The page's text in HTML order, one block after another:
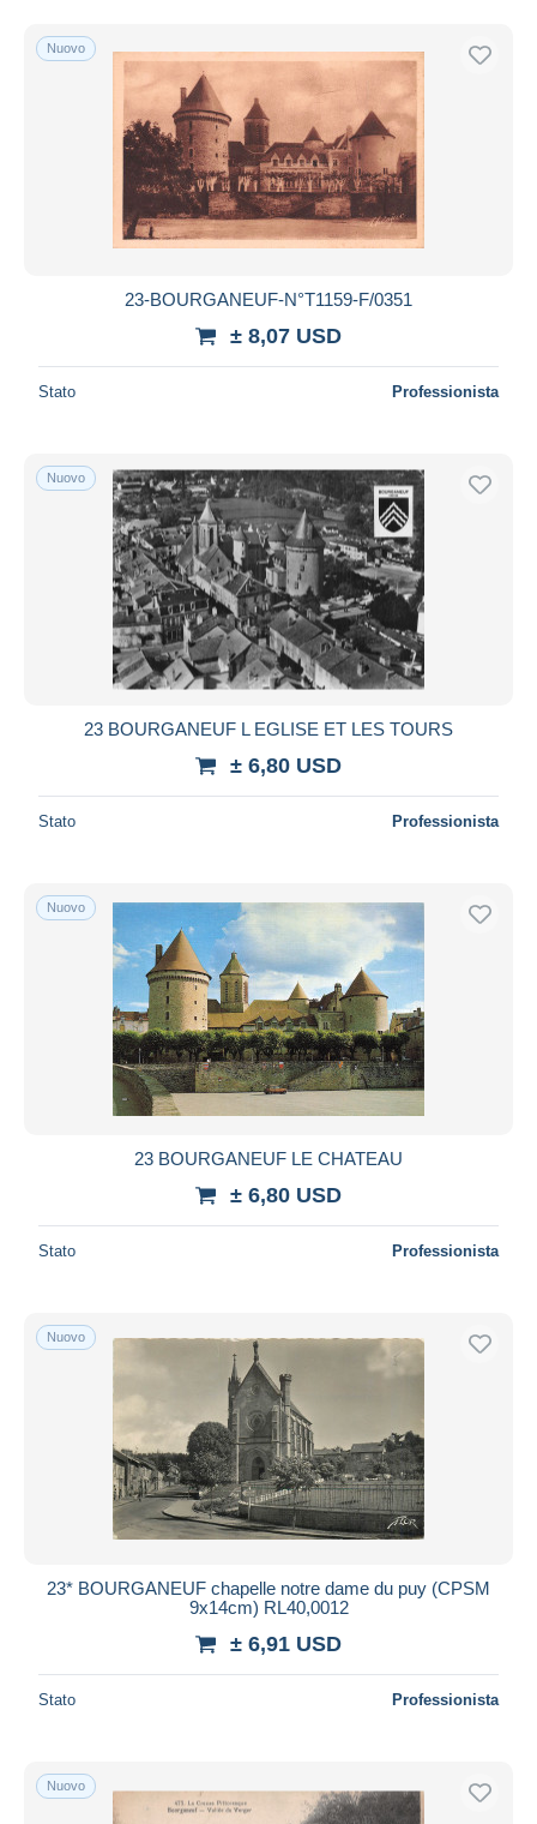
Nuovo
23-BOURGANEUF-N°T1159-F/0351
± 8,07 USD
Stato Professionista
Nuovo
23 BOURGANEUF L EGLISE ET LES TOURS
± 6,80 USD
Stato Professionista
Nuovo
23 BOURGANEUF LE CHATEAU
± 6,80 USD
Stato Professionista
Nuovo
23* BOURGANEUF chapelle notre dame du puy (CPSM
9x14cm) RL40,0012
± 6,91 USD
Stato Professionista
Nuovo